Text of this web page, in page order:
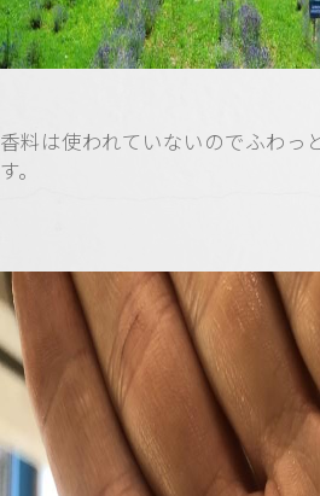
香料は使われていないのでふわっ
す。